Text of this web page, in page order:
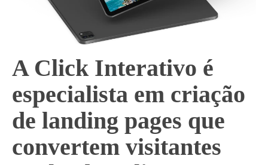
A Click Interativo é
especialista em criação
de landing pages que
convertem visitantes